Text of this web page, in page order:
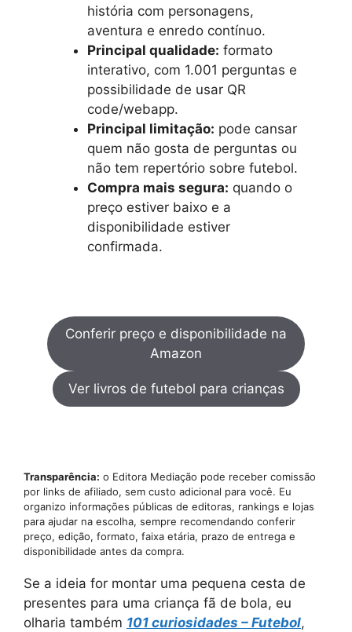
história com personagens,
aventura e enredo contínuo.
Principal qualidade: formato
interativo, com 1.001 perguntas e
possibilidade de usar QR
code/webapp.
Principal limitação: pode cansar
quem não gosta de perguntas ou
não tem repertório sobre futebol.
Compra mais segura: quando o
preço estiver baixo e a
disponibilidade estiver
confirmada.
Conferir preço e disponibilidade na
Amazon
Ver livros de futebol para crianças
Transparência: o Editora Mediação pode receber comissão
por links de afiliado, sem custo adicional para você. Eu
organizo informações públicas de editoras, rankings e lojas
para ajudar na escolha, sempre recomendando conferir
preço, edição, formato, faixa etária, prazo de entrega e
disponibilidade antes da compra.
Se a ideia for montar uma pequena cesta de
presentes para uma criança fã de bola, eu
olharia também 101 curiosidades – Futebol,